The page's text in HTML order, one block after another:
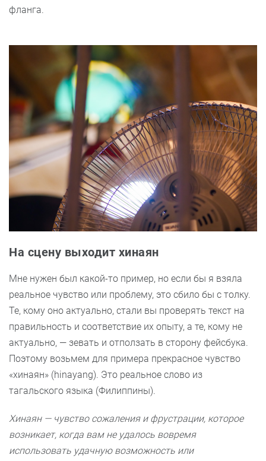
фланга.
На сцену выходит хинаян
Мне нужен был какой-то пример, но если бы я взяла
реальное чувство или проблему, это сбило бы с толку.
Те, кому оно актуально, стали вы проверять текст на
правильность и соответствие их опыту, а те, кому не
актуально, — зевать и отползать в сторону фейсбука.
Поэтому возьмем для примера прекрасное чувство
«хинаян» (hinayang). Это реальное слово из
тагальского языка (Филиппины).
Хинаян — чувство сожаления и фрустрации, которое
возникает, когда вам не удалось вовремя
использовать удачную возможность или